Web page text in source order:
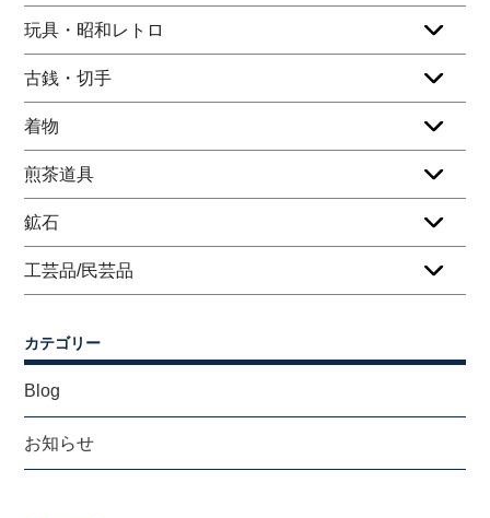
玩具・昭和レトロ
古銭・切手
着物
煎茶道具
鉱石
工芸品/民芸品
カテゴリー
Blog
お知らせ